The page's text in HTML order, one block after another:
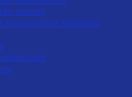
Aubing
Grundschule Stockdorf